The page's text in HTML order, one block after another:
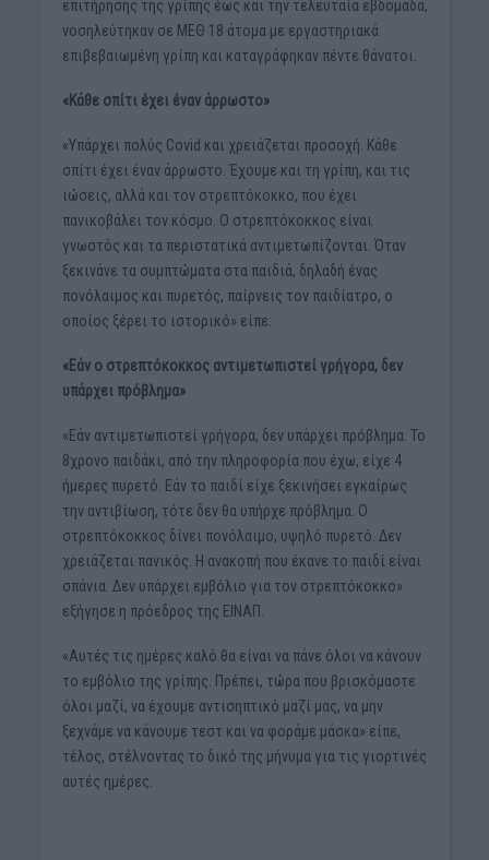
επιτήρησης της γρίπης έως και την τελευταία εβδομάδα,
νοσηλεύτηκαν σε ΜΕΘ 18 άτομα με εργαστηριακά
επιβεβαιωμένη γρίπη και καταγράφηκαν πέντε θάνατοι.
«Κάθε σπίτι έχει έναν άρρωστο»
«Υπάρχει πολύς Covid και χρειάζεται προσοχή. Κάθε
σπίτι έχει έναν άρρωστο. Έχουμε και τη γρίπη, και τις
ιώσεις, αλλά και τον στρεπτόκοκκο, που έχει
πανικοβάλει τον κόσμο. Ο στρεπτόκοκκος είναι
γνωστός και τα περιστατικά αντιμετωπίζονται. Όταν
ξεκινάνε τα συμπτώματα στα παιδιά, δηλαδή ένας
πονόλαιμος και πυρετός, παίρνεις τον παιδίατρο, ο
οποίος ξέρει το ιστορικό» είπε.
«Εάν ο στρεπτόκοκκος αντιμετωπιστεί γρήγορα, δεν
υπάρχει πρόβλημα»
«Εάν αντιμετωπιστεί γρήγορα, δεν υπάρχει πρόβλημα. Το
8χρονο παιδάκι, από την πληροφορία που έχω, είχε 4
ήμερες πυρετό. Εάν το παιδί είχε ξεκινήσει εγκαίρως
την αντιβίωση, τότε δεν θα υπήρχε πρόβλημα. Ο
στρεπτόκοκκος δίνει πονόλαιμο, υψηλό πυρετό. Δεν
χρειάζεται πανικός. Η ανακοπή που έκανε το παιδί είναι
σπάνια. Δεν υπάρχει εμβόλιο για τον στρεπτόκοκκο»
εξήγησε η πρόεδρος της ΕΙΝΑΠ.
«Αυτές τις ημέρες καλό θα είναι να πάνε όλοι να κάνουν
το εμβόλιο της γρίπης. Πρέπει, τώρα που βρισκόμαστε
όλοι μαζί, να έχουμε αντισηπτικό μαζί μας, να μην
ξεχνάμε να κάνουμε τεστ και να φοράμε μάσκα» είπε,
τέλος, στέλνοντας το δικό της μήνυμα για τις γιορτινές
αυτές ημέρες.